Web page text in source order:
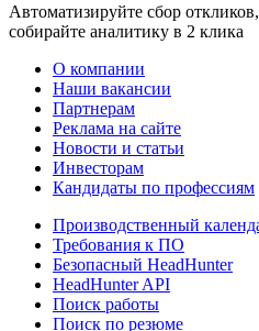
Автоматизируйте сбор
собирайте аналитику в 2 клика
О компании
Наши вакансии
Партнерам
Реклама на сайте
Новости и статьи
Инвесторам
Кандидаты по профессиям
Производственный
Требования к ПО
Безопасный HeadHunter
HeadHunter API
Поиск работы
Поиск по резюме